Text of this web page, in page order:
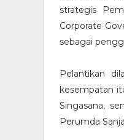
strategis
Corporate
sebagai
Pelantikan
kesempatan
Singasana,
Perumda